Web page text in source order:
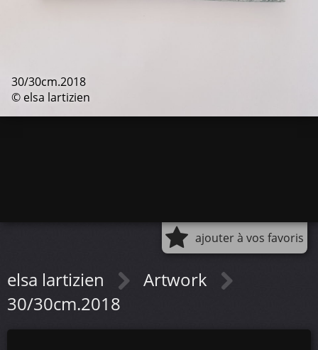
30/30cm.2018
© elsa lartizien
ajouter à vos favoris
elsa lartizien
Artwork
30/30cm.2018